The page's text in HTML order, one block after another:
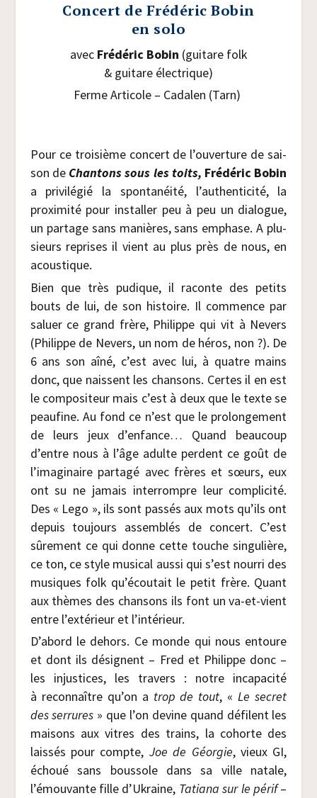
Concert de Frédéric Bobin
en solo
avec Fré­dé­ric Bobin (gui­tare folk
& gui­tare électrique)
Ferme Arti­cole – Cada­len (Tarn)
Pour ce troi­sième concert de l’ouverture de sai­
son de Chan­tons sous les toits, Fré­dé­ric Bobin
a pri­vi­lé­gié la spon­ta­néi­té, l’authenticité, la
proxi­mi­té pour ins­tal­ler peu à peu un dia­logue,
un par­tage sans manières, sans emphase. A plu­
sieurs reprises il vient au plus près de nous, en
acoustique.
Bien que très pudique, il raconte des petits
bouts de lui, de son his­toire. Il com­mence par
saluer ce grand frère, Phi­lippe qui vit à Nevers
(Phi­lippe de Nevers, un nom de héros, non ?). De
6 ans son aîné, c’est avec lui, à quatre mains
donc, que naissent les chan­sons. Certes il en est
le com­po­si­teur mais c’est à deux que le texte se
peau­fine. Au fond ce n’est que le pro­lon­ge­ment
de leurs jeux d’enfance… Quand beau­coup
d’entre nous à l’âge adulte perdent ce goût de
l’imaginaire par­ta­gé avec frères et sœurs, eux
ont su ne jamais inter­rompre leur com­pli­ci­té.
Des « Lego », ils sont pas­sés aux mots qu’ils ont
depuis tou­jours assem­blés de concert. C’est
sûre­ment ce qui donne cette touche sin­gu­lière,
ce ton, ce style musi­cal aus­si qui s’est nour­ri des
musiques folk qu’écoutait le petit frère. Quant
aux thèmes des chan­sons ils font un va-et-vient
entre l’extérieur et l’intérieur.
D’abord le dehors. Ce monde qui nous entoure
et dont ils dési­gnent – Fred et Phi­lippe donc –
les injus­tices, les tra­vers : notre inca­pa­ci­té
à recon­naître qu’on a trop de tout, «Le secret
des ser­rures » que l’on devine quand défilent les
mai­sons aux vitres des trains, la cohorte des
lais­sés pour compte, Joe de Géor­gie, vieux GI,
échoué sans bous­sole dans sa ville natale,
l’émouvante fille d’Ukraine, Tatia­na sur le périf–